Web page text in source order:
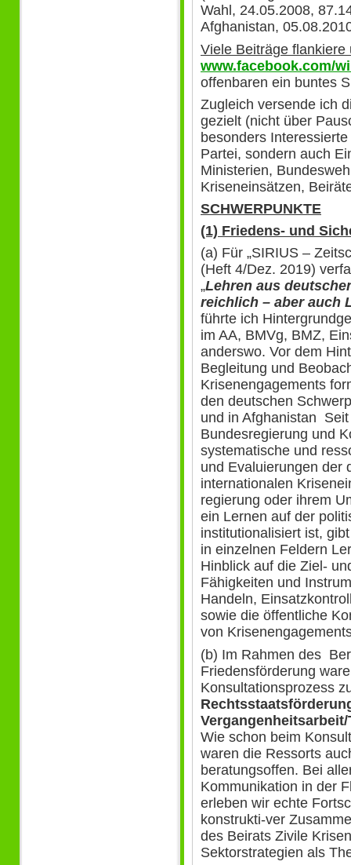
Wahl, 24.05.2008,
Afghanistan,
Viele Beiträge flankiere
www.facebook.com/
offenbaren ein buntes
Zugleich versende ich
gezielt (nicht über
besonders
Partei, sondern auch
Ministerien,
Kriseneinsätzen,
SCHWERPUNKTE
(1) Friedens- und
(a) Für „SIRIUS –
(Heft 4/Dez. 2019)
„Lehren aus
reichlich – aber auch
führte ich
im AA, BMVg, BMZ,
anderswo. Vor dem
Begleitung und
Krisenengagements
den deutschen
und in Afghanistan
Bundesregierung und
systematische und
und Evaluierungen der
internationalen
regierung oder ihrem
ein Lernen auf der
institutionalisiert ist,
in einzelnen Feldern
Hinblick auf die Ziel-
Fähigkeiten und
Handeln,
sowie die öffentliche
von
(b) Im Rahmen des
Friedensförderung
Konsultationsprozess
Wie schon beim
waren die Ressorts
beratungsoffen. Bei
Kommunikation in der
erleben wir echte
konstrukti-ver
des Beirats Zivile
Sektorstrategien als